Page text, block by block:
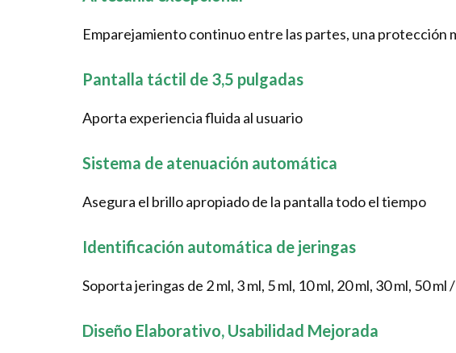
Emparejamiento continuo entre las partes, una protección
Pantalla táctil de 3,5 pulgadas
Aporta experiencia fluida al usuario
Sistema de atenuación automática
Asegura el brillo apropiado de la pantalla todo el tiempo
Identificación automática de jeringas
Soporta jeringas de 2 ml, 3 ml, 5 ml, 10 ml, 20 ml, 30 ml, 50 ml
Diseño Elaborativo, Usabilidad Mejorada